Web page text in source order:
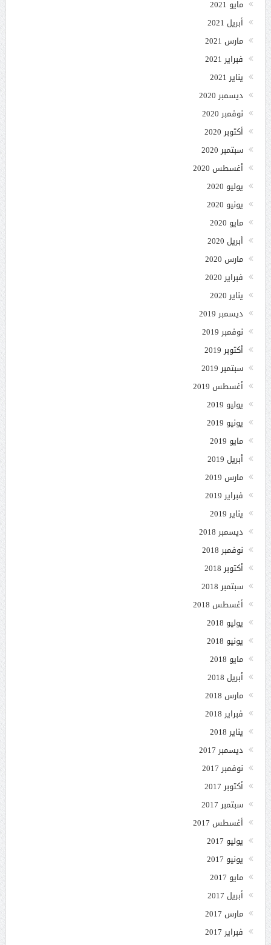
مايو 2021
أبريل 2021
مارس 2021
فبراير 2021
يناير 2021
ديسمبر 2020
نوفمبر 2020
أكتوبر 2020
سبتمبر 2020
أغسطس 2020
يوليو 2020
يونيو 2020
مايو 2020
أبريل 2020
مارس 2020
فبراير 2020
يناير 2020
ديسمبر 2019
نوفمبر 2019
أكتوبر 2019
سبتمبر 2019
أغسطس 2019
يوليو 2019
يونيو 2019
مايو 2019
أبريل 2019
مارس 2019
فبراير 2019
يناير 2019
ديسمبر 2018
نوفمبر 2018
أكتوبر 2018
سبتمبر 2018
أغسطس 2018
يوليو 2018
يونيو 2018
مايو 2018
أبريل 2018
مارس 2018
فبراير 2018
يناير 2018
ديسمبر 2017
نوفمبر 2017
أكتوبر 2017
سبتمبر 2017
أغسطس 2017
يوليو 2017
يونيو 2017
مايو 2017
أبريل 2017
مارس 2017
فبراير 2017